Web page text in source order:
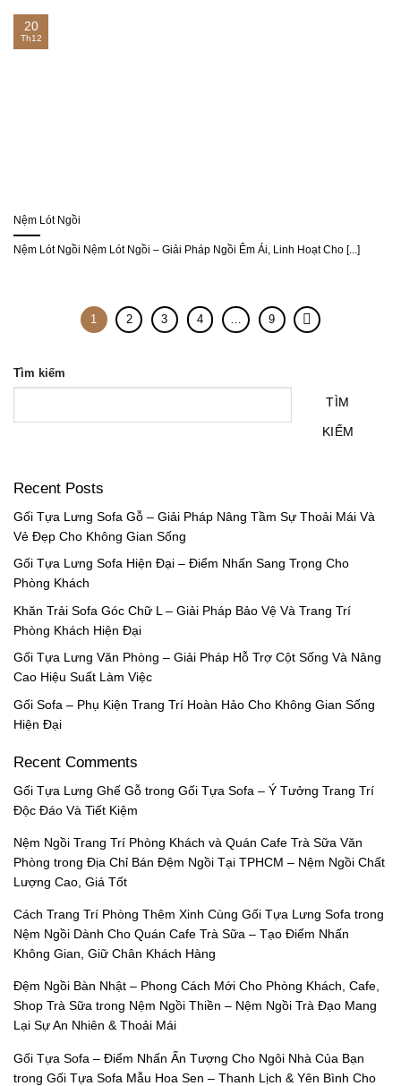
Nệm Lót Ngồi
Nệm Lót Ngồi Nệm Lót Ngồi – Giải Pháp Ngồi Êm Ái, Linh Hoạt Cho [...]
20
Th12
1 2 3 4 9
Tìm kiếm
TÌM
KIẾM
Recent Posts
Gối Tựa Lưng Sofa Gỗ – Giải Pháp Nâng Tầm Sự Thoải Mái Và
Vẻ Đẹp Cho Không Gian Sống
Gối Tựa Lưng Sofa Hiện Đại – Điểm Nhấn Sang Trọng Cho
Phòng Khách
Khăn Trải Sofa Góc Chữ L – Giải Pháp Bảo Vệ Và Trang Trí
Phòng Khách Hiện Đại
Gối Tựa Lưng Văn Phòng – Giải Pháp Hỗ Trợ Cột Sống Và Nâng
Cao Hiệu Suất Làm Việc
Gối Sofa – Phụ Kiện Trang Trí Hoàn Hảo Cho Không Gian Sống
Hiện Đại
Recent Comments
Gối Tựa Lưng Ghế Gỗ trong Gối Tựa Sofa – Ý Tưởng Trang Trí
Độc Đáo Và Tiết Kiệm
Nệm Ngồi Trang Trí Phòng Khách và Quán Cafe Trà Sữa Văn
Phòng trong Địa Chỉ Bán Đệm Ngồi Tại TPHCM – Nệm Ngồi Chất
Lượng Cao, Giá Tốt
Cách Trang Trí Phòng Thêm Xinh Cùng Gối Tựa Lưng Sofa trong
Nệm Ngồi Dành Cho Quán Cafe Trà Sữa – Tạo Điểm Nhấn
Không Gian, Giữ Chân Khách Hàng
Đệm Ngồi Bàn Nhật – Phong Cách Mới Cho Phòng Khách, Cafe,
Shop Trà Sữa trong Nệm Ngồi Thiền – Nệm Ngồi Trà Đạo Mang
Lại Sự An Nhiên & Thoải Mái
Gối Tựa Sofa – Điểm Nhấn Ấn Tượng Cho Ngôi Nhà Của Bạn
trong Gối Tựa Sofa Mẫu Hoa Sen – Thanh Lịch & Yên Bình Cho